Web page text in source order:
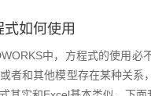
如何使用
中，方程式的使用必
者和其他模型存在某种关系